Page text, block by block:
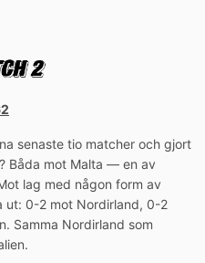
senaste tio matcher och gjort
Båda mot Malta — en av
lag med någon form av
ut: 0-2 mot Nordirland, 0-2
Samma Nordirland som